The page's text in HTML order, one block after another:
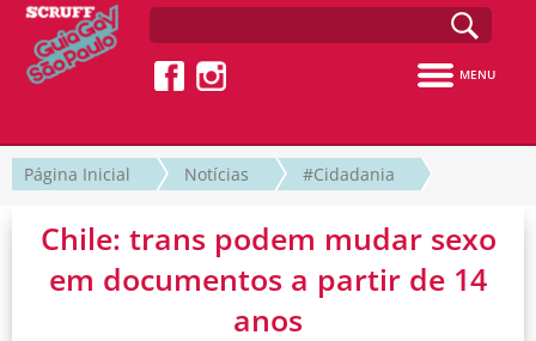
MENU
Página Inicial Notícias #Cidadania
Chile: trans podem mudar sexo
em documentos a partir de 14
anos